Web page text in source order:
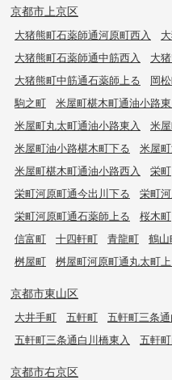
京都市上京区
大猪熊町石薬師通河原町西入
大猪熊町石薬師通中筋西入
大
大猪熊町中筋通石薬師上る
岡
駒之町
米屋町椹木町通油小路
米屋町丸太町通油小路東入
米
米屋町油小路椹木町下る
米屋
米屋町椹木町通油小路西入
栄町
栄町河原町通今出川下る
栄町
栄町河原町通石薬師上る
桜木町
信富町
十四軒町 青龍町 鶴山
桝屋町
桝屋町河原町通丸太町
京都市東山区
大井手町 五軒町
五軒町三条
五軒町三条通白川橋東入
五軒
京都市右京区